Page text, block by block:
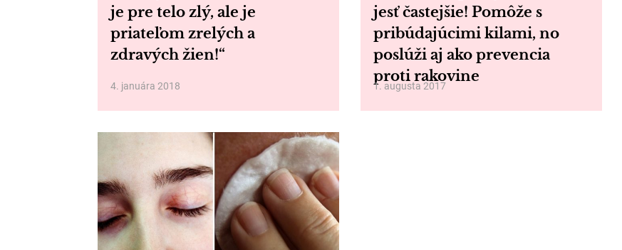
je pre telo zlý, ale je
priateľom zrelých a
zdravých žien!“
4. januára 2018
jesť častejšie! Pomôže s
pribúdajúcimi kilami, no
poslúži aj ako prevencia
proti rakovine
1. augusta 2017